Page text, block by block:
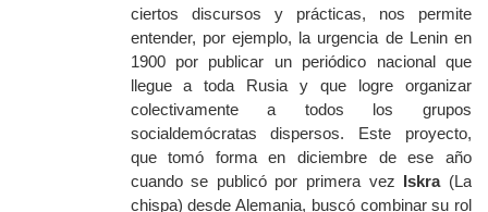
ciertos discursos y prácticas, nos permite
entender, por ejemplo, la urgencia de Lenin en
1900 por publicar un periódico nacional que
llegue a toda Rusia y que logre organizar
colectivamente a todos los grupos
socialdemócratas dispersos. Este proyecto,
que tomó forma en diciembre de ese año
cuando se publicó por primera vez Iskra(La
chispa) desde Alemania, buscó combinar su rol